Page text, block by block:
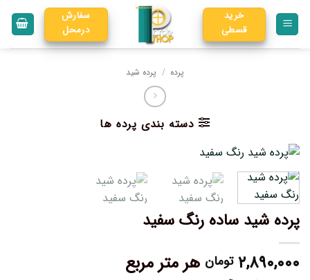
خرید
قسطی
سفارش
درمحل
پرده / پرده شید
دسته بندی پرده ها
پرده شید ساده رنگ سفید
۲,۸۹۰,۰۰۰ تومان هر متر مربع